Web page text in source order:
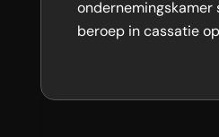
beroep in cassatie